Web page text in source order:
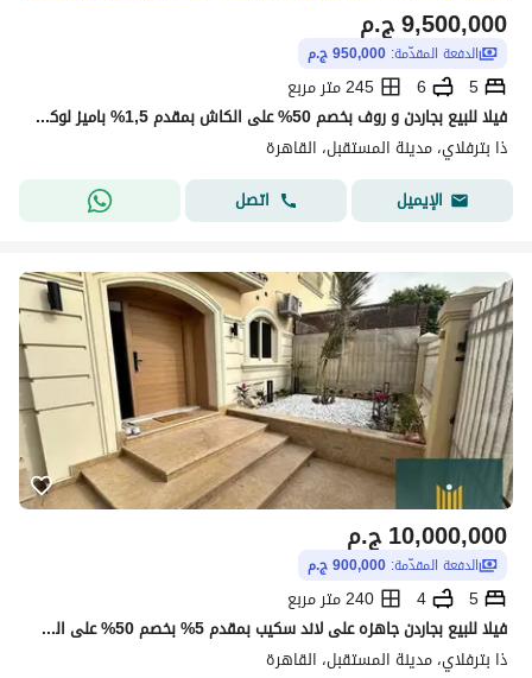
ج.م9,500,000
الدفعة المقدّمة: 950,000 ج.م
5
6
245 متر مربع
فيلا للبيع بجاردن و روف بخصم 50% على الكاش بمقدم 1,5% باميز لوكيشن على طريق السويس بتقسيط على 12 سنه في كمبوند ذا بترفلاي المستقبل The butterfly
ذا بترفلاي، مدينة المستقبل، القاهرة
الإيميل
اتصل
ج.م10,000,000
الدفعة المقدّمة: 900,000 ج.م
5
4
240 متر مربع
فيلا للبيع بجاردن جاهزه على لاند سكيب بمقدم 5% بخصم 50% على الكاش وبالتقسيط على 12 سنه سور في سور لمدينتي في كمبوند ذا بترفلاي The butterfly
ذا بترفلاي، مدينة المستقبل، القاهرة